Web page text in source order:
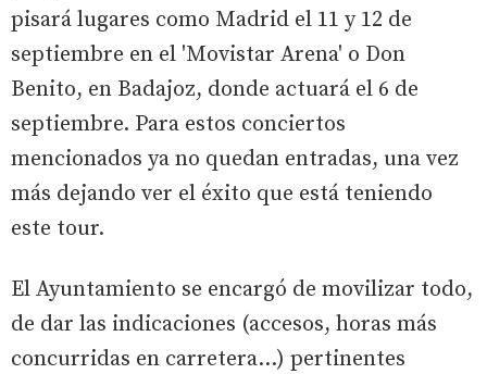
pisará lugares como Madrid el 11 y 12 de
septiembre en el 'Movistar Arena' o Don
Benito, en Badajoz, donde actuará el 6 de
septiembre. Para estos conciertos
mencionados ya no quedan entradas, una vez
más dejando ver el éxito que está teniendo
este tour.
El Ayuntamiento se encargó de movilizar todo,
de dar las indicaciones (accesos, horas más
concurridas en carretera...) pertinentes